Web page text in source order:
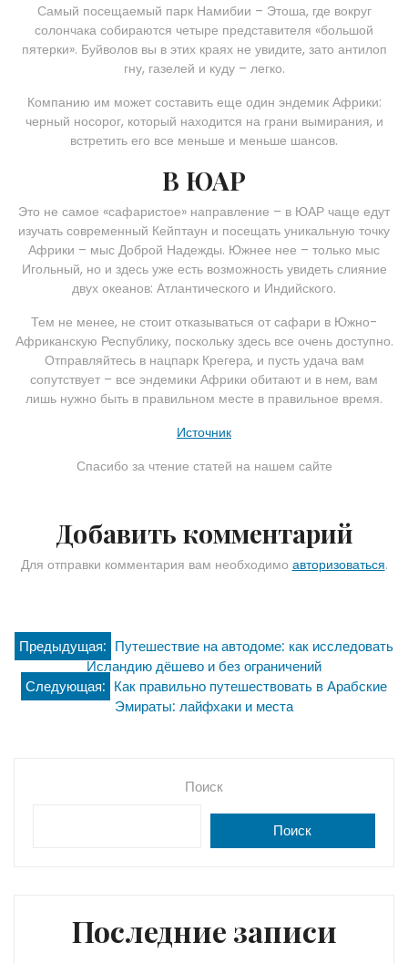
Самый посещаемый парк Намибии – Этоша, где вокруг
солончака собираются четыре представителя «большой
пятерки». Буйволов вы в этих краях не увидите, зато антилоп
гну, газелей и куду – легко.
Компанию им может составить еще один эндемик Африки:
черный носорог, который находится на грани вымирания, и
встретить его все меньше и меньше шансов.
В ЮАР
Это не самое «сафаристое» направление – в ЮАР чаще едут
изучать современный Кейптаун и посещать уникальную точку
Африки – мыс Доброй Надежды. Южнее нее – только мыс
Игольный, но и здесь уже есть возможность увидеть слияние
двух океанов: Атлантического и Индийского.
Тем не менее, не стоит отказываться от сафари в Южно-
Африканскую Республику, поскольку здесь все очень доступно.
Отправляйтесь в нацпарк Крегера, и пусть удача вам
сопутствует – все эндемики Африки обитают и в нем, вам
лишь нужно быть в правильном месте в правильное время.
Источник
Спасибо за чтение статей на нашем сайте
Добавить комментарий
Для отправки комментария вам необходимо авторизоваться.
Навигация
по
записям
Предыдущая: Путешествие на автодоме: как исследовать
Исландию дёшево и без ограничений
Следующая: Как правильно путешествовать в Арабские
Эмираты: лайфхаки и места
Поиск
Поиск
Последние записи